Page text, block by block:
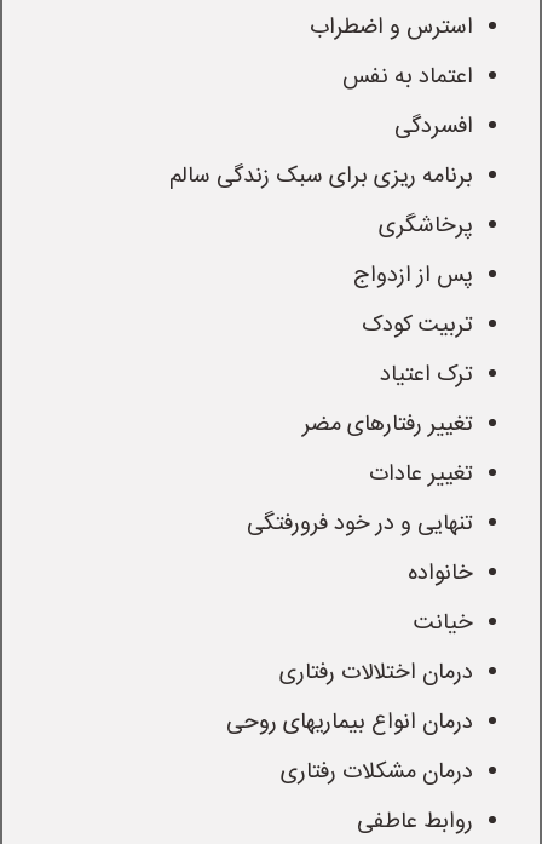
استرس و اضطراب
اعتماد به نفس
افسردگی
برنامه ریزی برای سبک زندگی سالم
پرخاشگری
پس از ازدواج
تربیت کودک
ترک اعتیاد
تغییر رفتارهای مضر
تغییر عادات
تنهایی و در خود فرورفتگی
خانواده
خیانت
درمان اختلالات رفتاری
درمان انواع بیماریهای روحی
درمان مشکلات رفتاری
روابط عاطفی